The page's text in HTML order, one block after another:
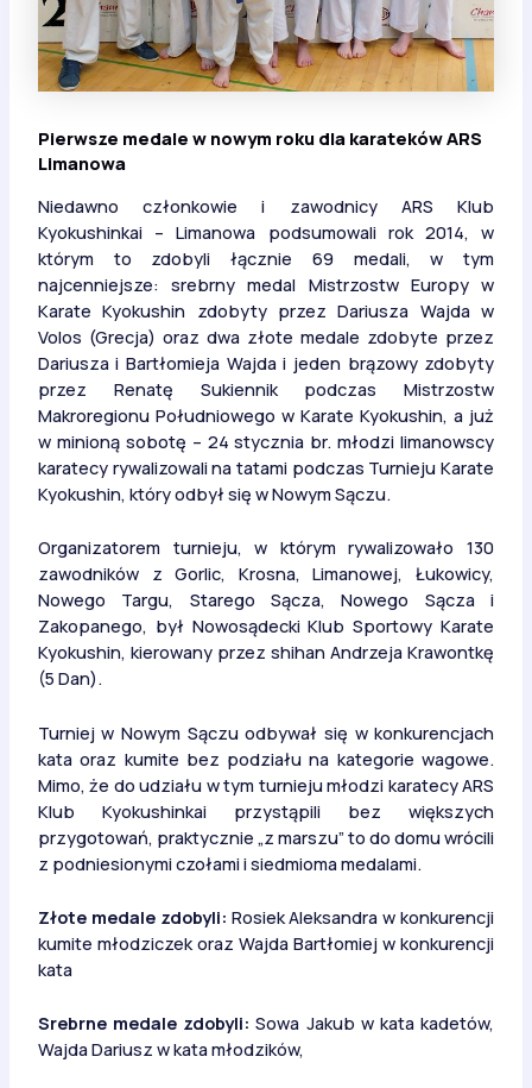
Pierwsze medale w nowym roku dla karateków ARS
Limanowa
Niedawno członkowie i zawodnicy ARS Klub
Kyokushinkai – Limanowa podsumowali rok 2014, w
którym to zdobyli łącznie 69 medali, w tym
najcenniejsze: srebrny medal Mistrzostw Europy w
Karate Kyokushin zdobyty przez Dariusza Wajda w
Volos (Grecja) oraz dwa złote medale zdobyte przez
Dariusza i Bartłomieja Wajda i jeden brązowy zdobyty
przez Renatę Sukiennik podczas Mistrzostw
Makroregionu Południowego w Karate Kyokushin, a już
w minioną sobotę – 24 stycznia br. młodzi limanowscy
karatecy rywalizowali na tatami podczas Turnieju Karate
Kyokushin, który odbył się w Nowym Sączu.
Organizatorem turnieju, w którym rywalizowało 130
zawodników z Gorlic, Krosna, Limanowej, Łukowicy,
Nowego Targu, Starego Sącza, Nowego Sącza i
Zakopanego, był Nowosądecki Klub Sportowy Karate
Kyokushin, kierowany przez shihan Andrzeja Krawontkę
(5 Dan).
Turniej w Nowym Sączu odbywał się w konkurencjach
kata oraz kumite bez podziału na kategorie wagowe.
Mimo, że do udziału w tym turnieju młodzi karatecy ARS
Klub Kyokushinkai przystąpili bez większych
przygotowań, praktycznie „z marszu” to do domu wrócili
z podniesionymi czołami i siedmioma medalami.
Złote medale zdobyli: Rosiek Aleksandra w konkurencji
kumite młodziczek oraz Wajda Bartłomiej w konkurencji
kata
Srebrne medale zdobyli: Sowa Jakub w kata kadetów,
Wajda Dariusz w kata młodzików,